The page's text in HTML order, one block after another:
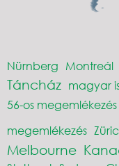
Nürnberg Montreál
Táncház magyar
56-os megemlékezés
megemlékezés
Melbourne